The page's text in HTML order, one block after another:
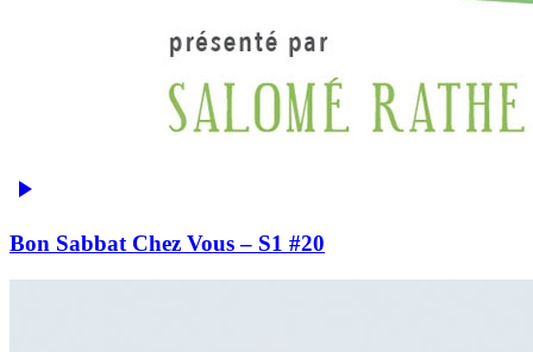
Bon Sabbat Chez Vous – S1 #20